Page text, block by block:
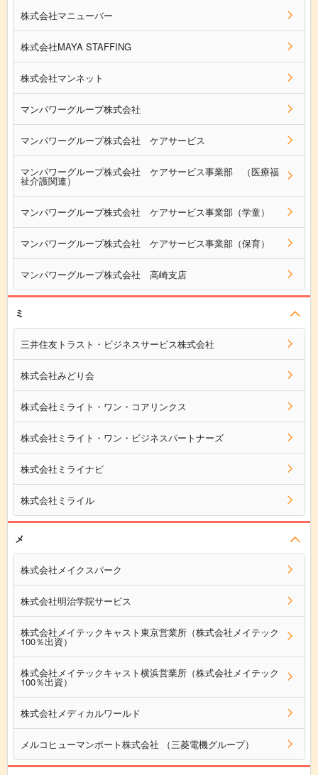
株式会社マニューバー
株式会社MAYA STAFFING
株式会社マンネット
マンパワーグループ株式会社
マンパワーグループ株式会社 ケアサービス
マンパワーグループ株式会社 ケアサービス事業部 （医療福
祉介護関連）
マンパワーグループ株式会社 ケアサービス事業部（学童）
マンパワーグループ株式会社 ケアサービス事業部（保育）
マンパワーグループ株式会社 高崎支店
ミ
三井住友トラスト・ビジネスサービス株式会社
株式会社みどり会
株式会社ミライト・ワン・コアリンクス
株式会社ミライト・ワン・ビジネスパートナーズ
株式会社ミライナビ
株式会社ミライル
メ
株式会社メイクスパーク
株式会社明治学院サービス
株式会社メイテックキャスト東京営業所（株式会社メイテック
100％出資）
株式会社メイテックキャスト横浜営業所（株式会社メイテック
100％出資）
株式会社メディカルワールド
メルコヒューマンポート株式会社 （三菱電機グループ）